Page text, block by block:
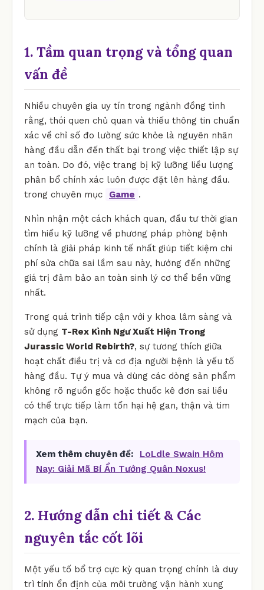
1. Tầm quan trọng và tổng quan
vấn đề
Nhiều chuyên gia uy tín trong ngành đồng tình
rằng, thói quen chủ quan và thiếu thông tin chuẩn
xác về chỉ số đo lường sức khỏe là nguyên nhân
hàng đầu dẫn đến thất bại trong việc thiết lập sự
an toàn. Do đó, việc trang bị kỹ lưỡng liều lượng
phân bổ chính xác luôn được đặt lên hàng đầu.
trong chuyên mục
Game .
Nhìn nhận một cách khách quan, đầu tư thời gian
tìm hiểu kỹ lưỡng về phương pháp phòng bệnh
chính là giải pháp kinh tế nhất giúp tiết kiệm chi
phí sửa chữa sai lầm sau này, hướng đến những
giá trị đảm bảo an toàn sinh lý cơ thể bền vững
nhất.
Trong quá trình tiếp cận với y khoa lâm sàng và
sử dụng T-Rex Kình Ngư Xuất Hiện Trong
Jurassic World Rebirth?, sự tương thích giữa
hoạt chất điều trị và cơ địa người bệnh là yếu tố
hàng đầu. Tự ý mua và dùng các dòng sản phẩm
không rõ nguồn gốc hoặc thuốc kê đơn sai liều
có thể trực tiếp làm tổn hại hệ gan, thận và tim
mạch của bạn.
Xem thêm chuyên đề:
LoLdle Swain Hôm
Nay: Giải Mã Bí Ẩn Tướng Quân Noxus!
2. Hướng dẫn chi tiết & Các
nguyên tắc cốt lõi
Một yếu tố bổ trợ cực kỳ quan trọng chính là duy
trì tính ổn định của môi trường vận hành xung